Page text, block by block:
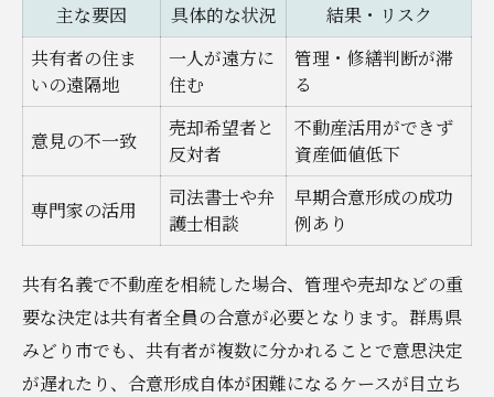
主な要因 具体的な状況
結果・リスク
共有者の住ま
いの遠隔地
一人が遠方に
住む
管理・修繕判断が滞
る
意見の不一致
売却希望者と
反対者
不動産活用ができず
資産価値低下
専門家の活用
司法書士や弁
護士相談
早期合意形成の成功
例あり
共有名義で不動産を相続した場合、管理や売却などの重
要な決定は共有者全員の合意が必要となります。群馬県
みどり市でも、共有者が複数に分かれることで意思決定
が遅れたり、合意形成自体が困難になるケースが目立ち